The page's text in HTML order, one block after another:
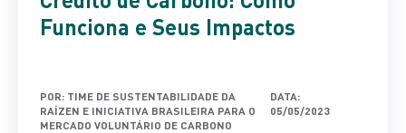
Funciona e Seus Impactos
POR: TIME DE SUSTENTABILIDADE DA
RAÍZEN E INICIATIVA BRASILEIRA PARA O
MERCADO VOLUNTÁRIO DE CARBONO
DATA:
05/05/2023